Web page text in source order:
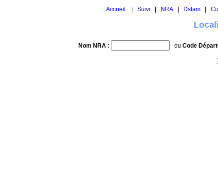
Accueil Suivi NRA Dslam
Nom NRA : ou Code